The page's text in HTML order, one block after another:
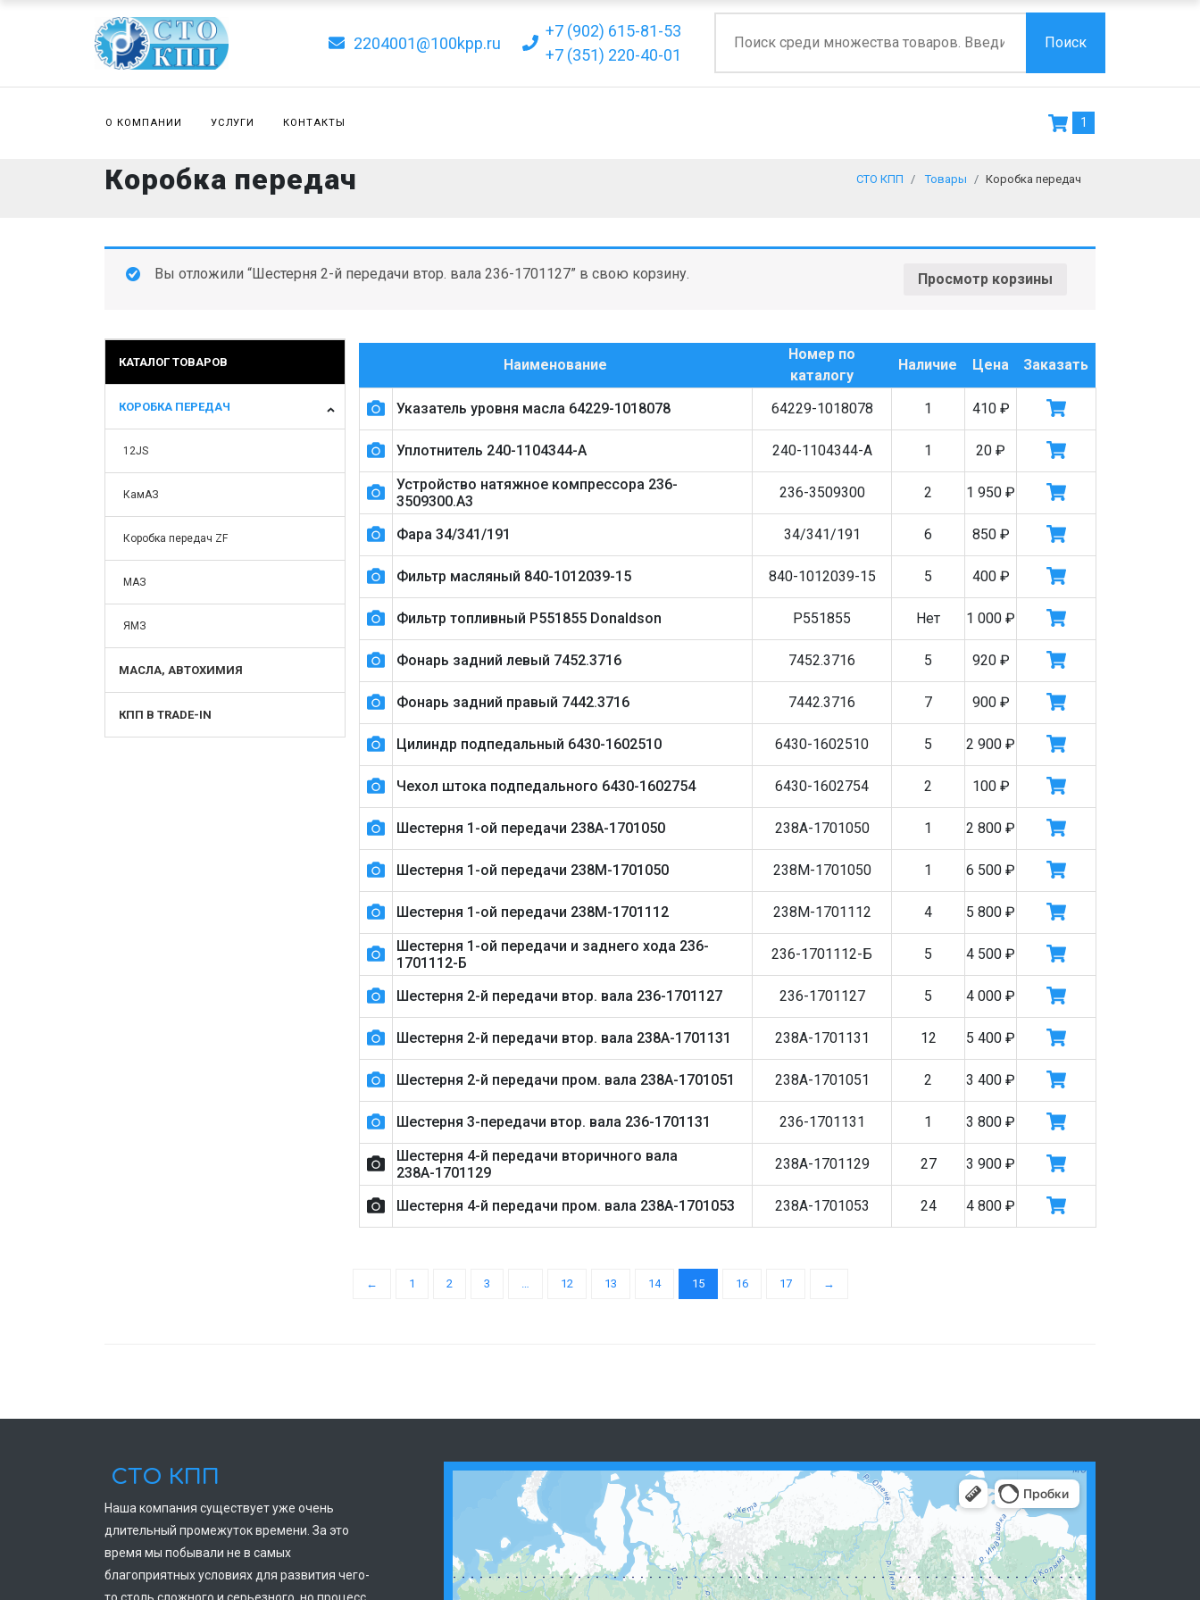
2204001@100kpp.ru
+7 (902) 615-81-53
+7 (351) 220-40-01
Поиск
О КОМПАНИИ УСЛУГИ КОНТАКТЫ 1
Коробка передач СТО КПП Товары Коробка передач
Просмотр корзины
Вы отложили “Шестерня 2-й передачи втор. вала 236-1701127” в свою корзину.
КАТАЛОГ ТОВАРОВ
КОРОБКА ПЕРЕДАЧ
12JS
КамАЗ
Коробка передач ZF
МАЗ
ЯМЗ
МАСЛА, АВТОХИМИЯ
КПП В TRADE-IN
Наименование
Номер по
каталогу
Наличие Цена Заказать
Указатель уровня масла 64229-1018078 64229-1018078 1 410 ₽
Уплотнитель 240-1104344-А 240-1104344-А 1 20 ₽
Устройство натяжное компрессора 236-
3509300.А3
236-3509300 2 1 950 ₽
Фара 34/341/191 34/341/191 6 850 ₽
Фильтр масляный 840-1012039-15 840-1012039-15 5 400 ₽
Фильтр топливный Р551855 Donaldson Р551855 Нет 1 000 ₽
Фонарь задний левый 7452.3716 7452.3716 5 920 ₽
Фонарь задний правый 7442.3716 7442.3716 7 900 ₽
Цилиндр подпедальный 6430-1602510 6430-1602510 5 2 900 ₽
Чехол штока подпедального 6430-1602754 6430-1602754 2 100 ₽
Шестерня 1-ой передачи 238А-1701050 238А-1701050 1 2 800 ₽
Шестерня 1-ой передачи 238М-1701050 238М-1701050 1 6 500 ₽
Шестерня 1-ой передачи 238М-1701112 238М-1701112 4 5 800 ₽
Шестерня 1-ой передачи и заднего хода 236-
1701112-Б
236-1701112-Б 5 4 500 ₽
Шестерня 2-й передачи втор. вала 236-1701127 236-1701127 5 4 000 ₽
Шестерня 2-й передачи втор. вала 238А-1701131 238А-1701131 12 5 400 ₽
Шестерня 2-й передачи пром. вала 238А-1701051 238А-1701051 2 3 400 ₽
Шестерня 3-передачи втор. вала 236-1701131 236-1701131 1 3 800 ₽
Шестерня 4-й передачи вторичного вала
238А-1701129
238А-1701129 27 3 900 ₽
Шестерня 4-й передачи пром. вала 238А-1701053 238А-1701053 24 4 800 ₽
← 1 2 3 12 13 14 15 16 17 →
СТО КПП
Наша компания существует уже очень
длительный промежуток времени. За это
время мы побывали не в самых
благоприятных условиях для развития чего-
то столь сложного и серьезного, но процесс